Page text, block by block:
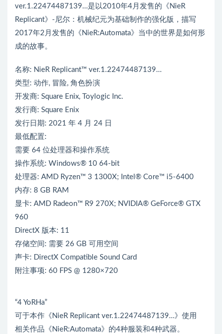
ver.1.22474487139…是以2010年4月发售的《NieR
Replicant》-尼尔：机械纪元为基础制作的强化版，描写
2017年2月发售的《NieR:Automata》当中的世界是如何形
成的故事。
名称: NieR Replicant™ ver.1.22474487139…
类型: 动作, 冒险, 角色扮演
开发商: Square Enix, Toylogic Inc.
发行商: Square Enix
发行日期: 2021 年 4 月 24 日
最低配置:
需要 64 位处理器和操作系统
操作系统: Windows® 10 64-bit
处理器: AMD Ryzen™ 3 1300X; Intel® Core™ i5-6400
内存: 8 GB RAM
显卡: AMD Radeon™ R9 270X; NVIDIA® GeForce® GTX
960
DirectX 版本: 11
存储空间: 需要 26 GB 可用空间
声卡: DirectX Compatible Sound Card
附注事项: 60 FPS @ 1280×720
“4 YoRHa”
可于本作《NieR Replicant ver.1.22474487139…》使用
相关作品《NieR:Automata》的4种服装和4种武器。